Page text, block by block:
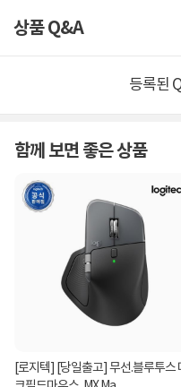
상품 Q&A
등록된
함께 보면 좋은 상품
[로지텍] [당일출고] 무선.블루투스